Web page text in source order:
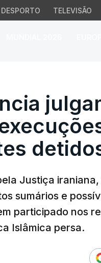
DESPORTO TELEVISÃO
Justiça
sumários e
participado nos
Islâmica persa.